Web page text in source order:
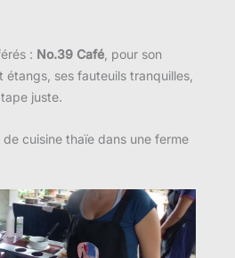
: No.39 Café , pour son
ses fauteuils tranquilles,
juste.
cuisine thaïe dans une ferme